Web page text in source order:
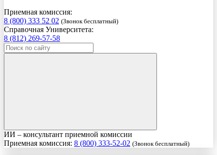
Приемная комиссия:
8 (800) 333 52 02 (Звонок бесплатный)
Справочная Университета:
8 (812) 269-57-58
ИИ – консультант приемной комиссии
Приемная комиссия: 8 (800) 333-52-02 (Звонок бесплатный)